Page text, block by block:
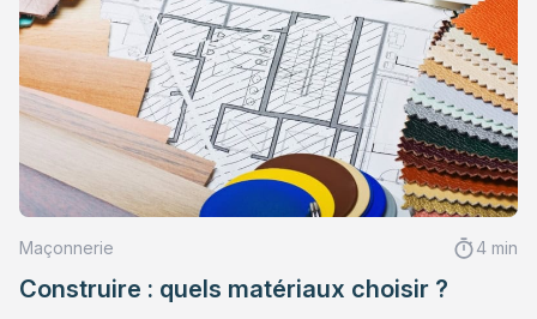
Maçonnerie 4 min
Construire : quels matériaux choisir ?